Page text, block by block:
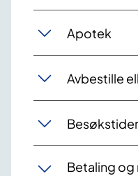
Apotek
Avbestille
Betaling og